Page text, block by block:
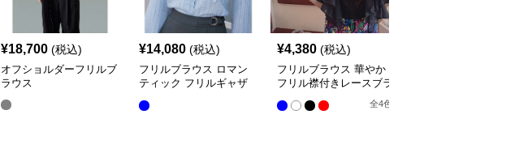
¥18,700 (税込)
オフショルダーフリルブ
ラウス
¥14,080 (税込)
フリルブラウス ロマン
ティック フリルギャザ
¥4,380 (税込)
フリルブラウス 華やか
フリル襟付きレースブラ
全4色